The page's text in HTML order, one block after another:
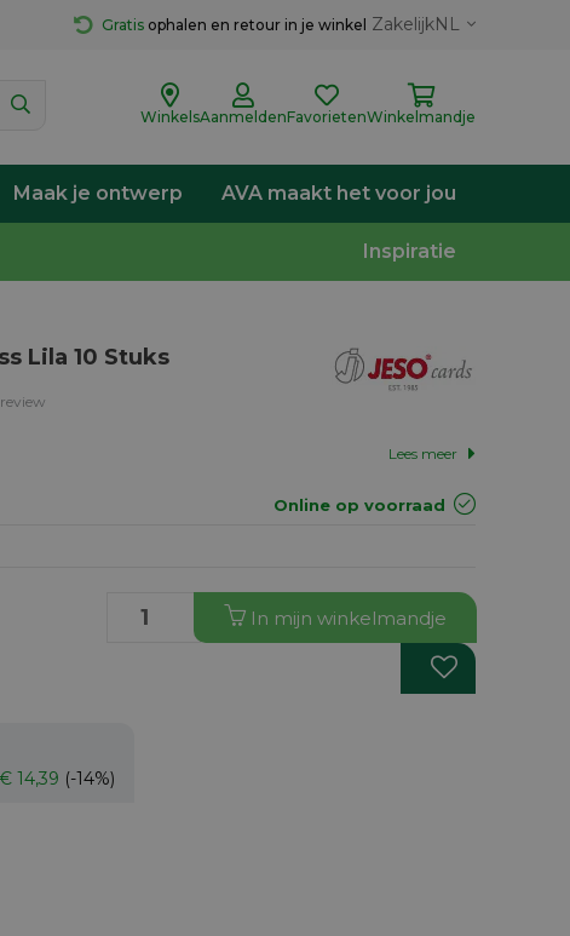
Gratis ophalen en retour in je winkel ZakelijkNL
WinkelsAanmeldenFavorietenWinkelmandje
Maak je ontwerp AVA maakt het voor jou
Inspiratie
Lila 10 Stuks
Lees meer
Online op voorraad
In mijn winkelmandje
€ 14,39 (-14%)